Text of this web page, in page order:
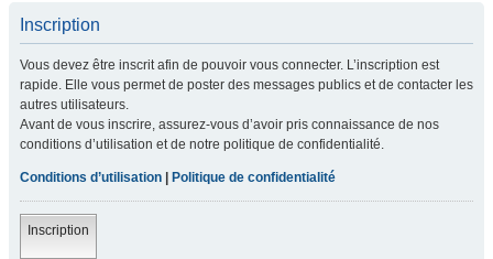
Inscription
Vous devez être inscrit afin de pouvoir vous connecter. L’inscription est
rapide. Elle vous permet de poster des messages publics et de contacter les
autres utilisateurs.
Avant de vous inscrire, assurez-vous d’avoir pris connaissance de nos
conditions d’utilisation et de notre politique de confidentialité.
Conditions d’utilisation Politique de confidentialité
Inscription